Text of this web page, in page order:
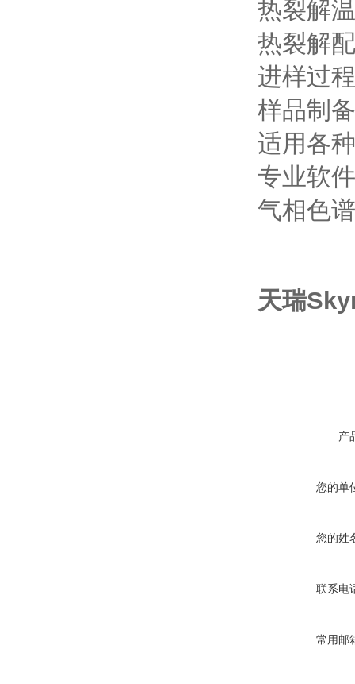
热裂解
热裂解
进样过
样品制
适用各
专业软件
气相色
天瑞
产
您的单
您的姓
联系电
常用邮